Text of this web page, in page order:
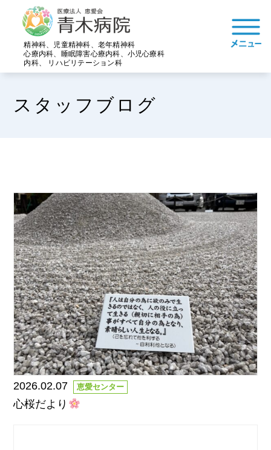
精神科、児童精神科、老年精神科
心療内科、睡眠障害心療内科、小児心療科
内科、 リハビリテーション科
スタッフブログ
2026.02.07 恵愛センター
心桜だより